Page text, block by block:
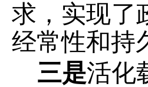
求，实现了
经常性和持
三是活化